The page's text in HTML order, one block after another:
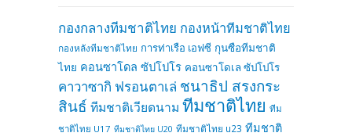
กองกลางทีมชาติไทย กองหน้าทีมชาติไทย
กองหลังทีมชาติไทย การท่าเรือ เอฟซี กุนซือทีมชาติ
ไทย คอนซาโดล ซัปโปโร คอนซาโดเล ซัปโปโร
คาวาซากิ ฟรอนตาเล่ ชนาธิป สรงกระ
สินธ์ ทีมชาติเวียดนาม ทีมชาติไทย ทีม
ชาติไทย U17 ทีมชาติไทย U20 ทีมชาติไทย u23 ทีมชาติ